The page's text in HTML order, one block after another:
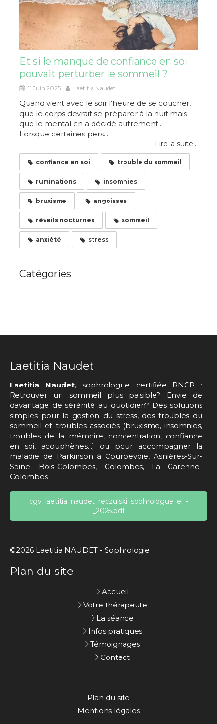
Et si le manque de confiance en soi
pouvait perturber le sommeil ?
11 Juin 2025 Laetitia Naudet
Quand vient avec le soir l'heure de se coucher,
que le corps devrait se préparer à la nuit mais
que le mental en a décidé autrement...
Lorsque certaines pers...
Lire la suite...
confiance en soi trouble du sommeil
ruminations insomnies
bruxisme angoisses
réveils nocturnes sommeil
anxiété stress
Catégories
Laetitia Naudet
Laetitia Naudet,sophrologue certifiée RNCP :
Retrouver un sommeil plus paisible? Envie de
davantage de sérénité au quotidien? Des solutions
simples pour la gestion du stress, des troubles du
sommeil et troubles associés (bruxisme, insomnies,
troubles de la mémoire, concentration, confiance
en soi, acouphènes...) ou pour accompagner la
maladie de Parkinson à Courbevoie, Asnières-Sur-
Seine, Bois-Colombes, Colombes, La Garenne-
Colombes
cgv_laetitia_naudet_reczulski_sophrologue_ei_-
_2025.pdf
©2026 Laetitia NAUDET - Sophrologie
Plan du site
Accueil
Votre thérapeute
La séance
Infos pratiques
Témoignages
Contact
Plan du site
Mentions légales